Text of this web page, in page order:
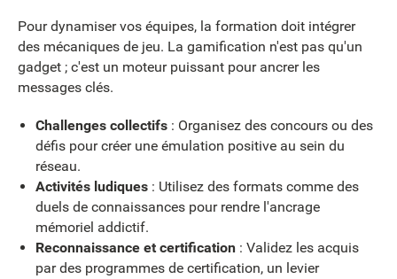
Pour dynamiser vos équipes, la formation doit intégrer
des mécaniques de jeu. La gamification n'est pas qu'un
gadget ; c'est un moteur puissant pour ancrer les
messages clés.
Challenges collectifs: Organisez des concours ou des
défis pour créer une émulation positive au sein du
réseau.
Activités ludiques: Utilisez des formats comme des
duels de connaissances pour rendre l'ancrage
mémoriel addictif.
Reconnaissance et certification: Validez les acquis
par des programmes de certification, un levier